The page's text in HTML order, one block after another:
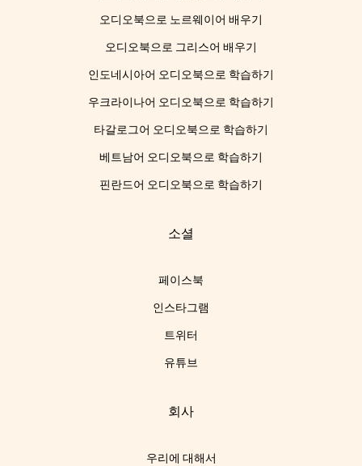
오디오북으로 노르웨이어 배우기
오디오북으로 그리스어 배우기
인도네시아어 오디오북으로 학습하기
우크라이나어 오디오북으로 학습하기
타갈로그어 오디오북으로 학습하기
베트남어 오디오북으로 학습하기
핀란드어 오디오북으로 학습하기
소셜
페이스북
인스타그램
트위터
유튜브
회사
우리에 대해서